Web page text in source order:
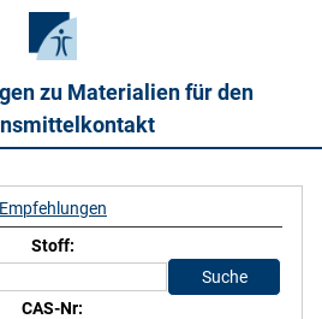
zu Materialien für den
Empfehlungen
Stoff:
CAS-Nr: